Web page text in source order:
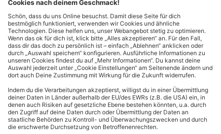
Kontakt
Cookie-Einstellungen
Kundeninformationen
ALDI Nord folgen